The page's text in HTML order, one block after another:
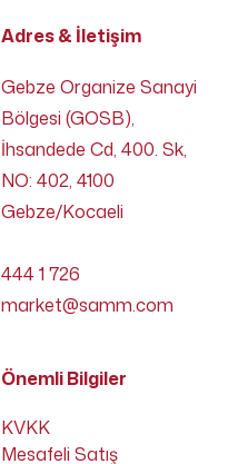
Adres & İletişim
Gebze Organize Sanayi
Bölgesi (GOSB),
İhsandede Cd, 400. Sk,
NO: 402, 4100
Gebze/Kocaeli
444 1 726
market@samm.com
Önemli Bilgiler
KVKK
Mesafeli Satış